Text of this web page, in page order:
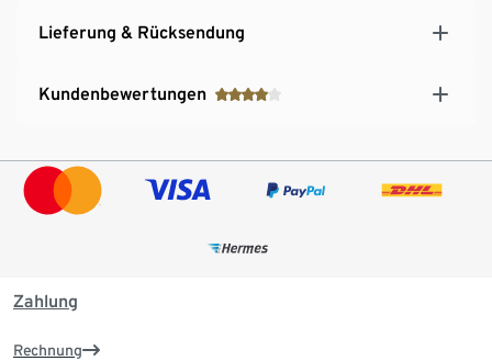
Lieferung & Rücksendung
Kundenbewertungen
Zahlung
Rechnung